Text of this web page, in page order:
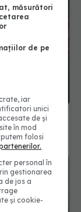
măsurători
de pe
iar
unici
de și
în mod
folosi
personal în
gestionarea
de jos a
și cookie-